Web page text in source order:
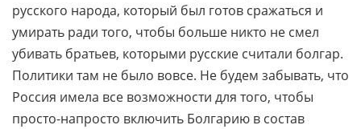
русского народа, который был готов сражаться и
умирать ради того, чтобы больше никто не смел
убивать братьев, которыми русские считали болгар.
Политики там не было вовсе. Не будем забывать, что
Россия имела все возможности для того, чтобы
просто-напросто включить Болгарию в состав